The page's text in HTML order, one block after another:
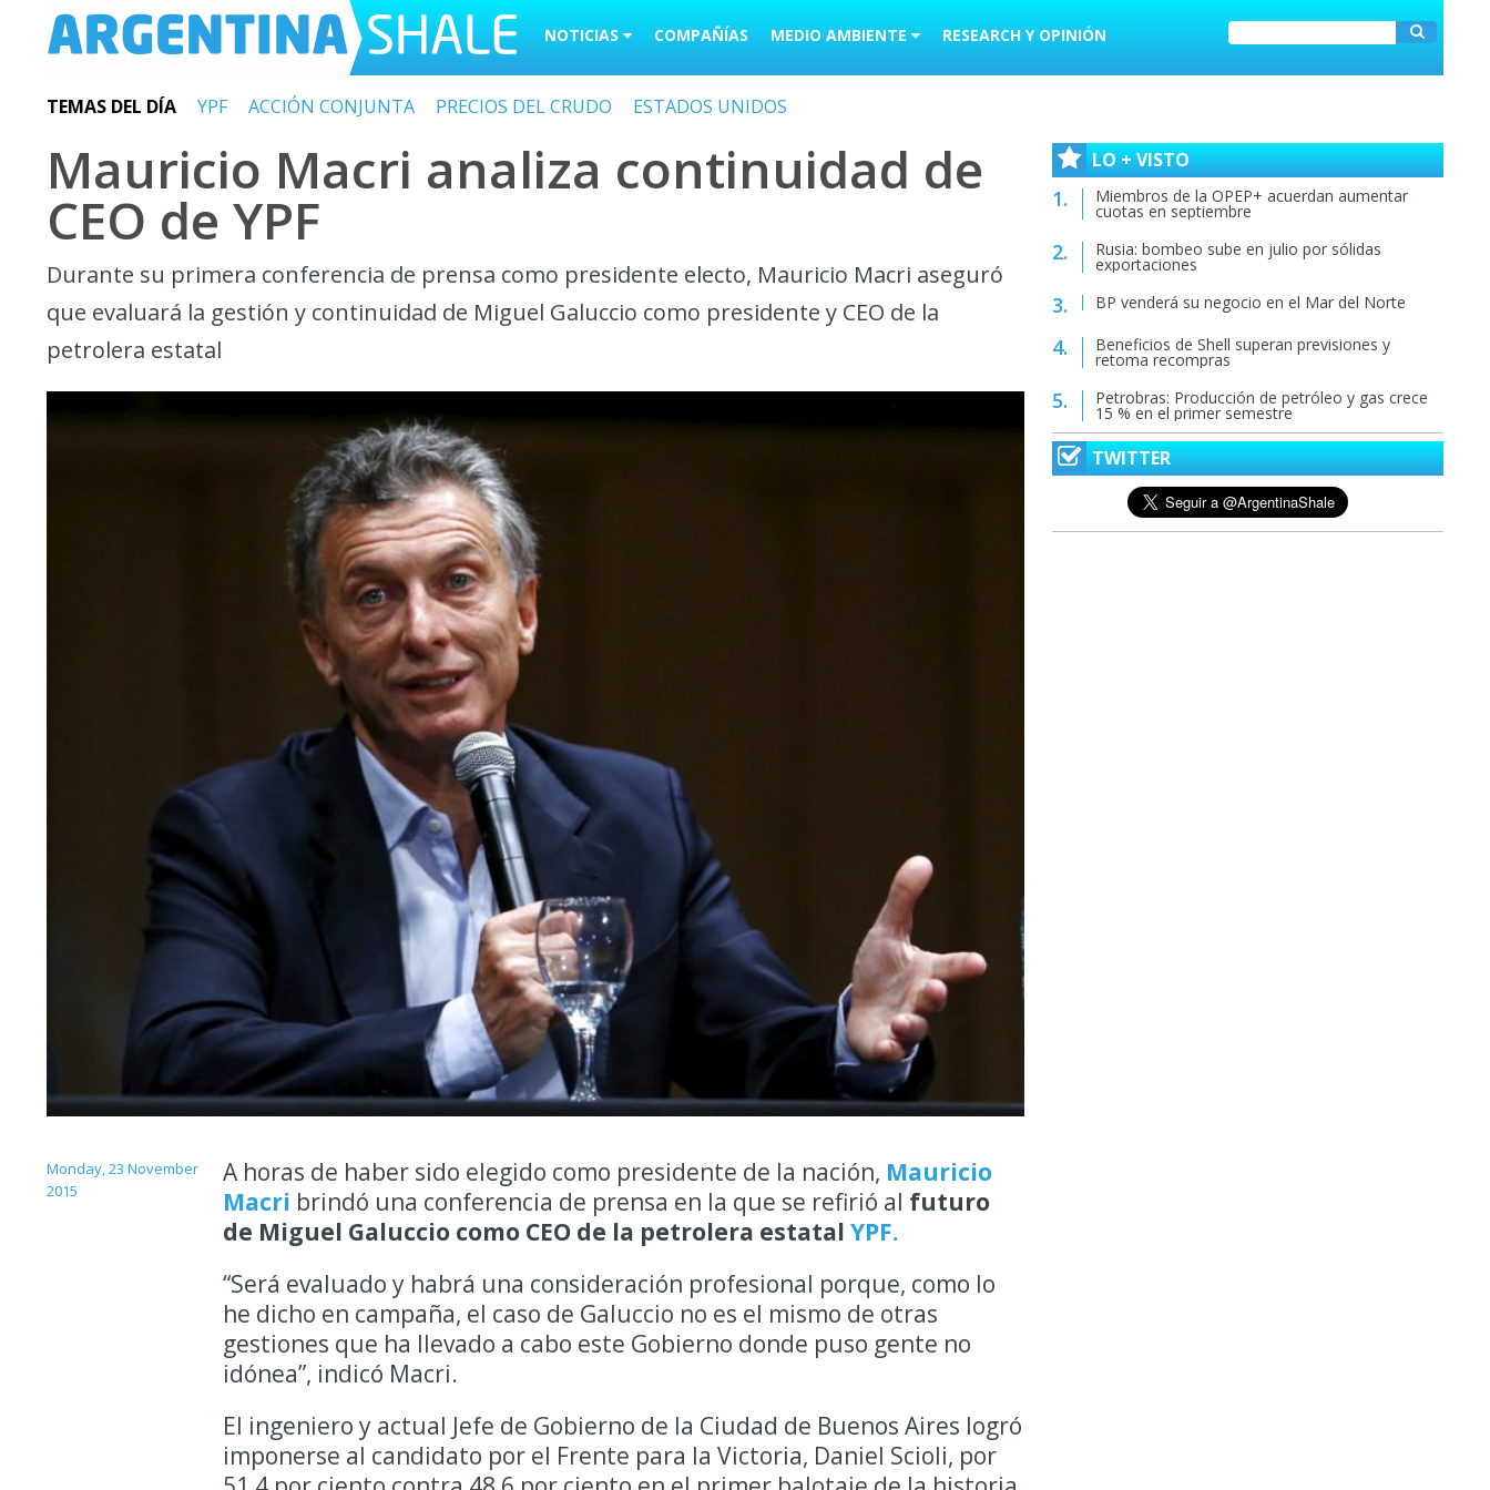
NOTICIAS COMPAÑÍAS MEDIO AMBIENTE RESEARCH Y OPINIÓN
TEMAS DEL DÍA YPF ACCIÓN CONJUNTA PRECIOS DEL CRUDO ESTADOS UNIDOS
Mauricio Macri analiza continuidad de
CEO de YPF
Durante su primera conferencia de prensa como presidente electo, Mauricio Macri aseguró
que evaluará la gestión y continuidad de Miguel Galuccio como presidente y CEO de la
petrolera estatal
Monday, 23 November
2015
A horas de haber sido elegido como presidente de la nación, Mauricio
Macri brindó una conferencia de prensa en la que se refirió al futuro
de Miguel Galuccio como CEO de la petrolera estatal YPF.
“Será evaluado y habrá una consideración profesional porque, como lo
he dicho en campaña, el caso de Galuccio no es el mismo de otras
gestiones que ha llevado a cabo este Gobierno donde puso gente no
idónea”, indicó Macri.
El ingeniero y actual Jefe de Gobierno de la Ciudad de Buenos Aires logró
imponerse al candidato por el Frente para la Victoria, Daniel Scioli, por
LO + VISTO
Miembros de la OPEP+ acuerdan aumentar
cuotas en septiembre
Rusia: bombeo sube en julio por sólidas
exportaciones
BP venderá su negocio en el Mar del Norte
Beneficios de Shell superan previsiones y
retoma recompras
Petrobras: Producción de petróleo y gas crece
15 % en el primer semestre
TWITTER